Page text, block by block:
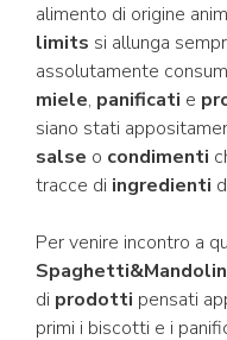
alimento di origine
limits si allunga
assolutamente
miele, panificati e
siano stati
salse o condimenti
tracce di ingredienti
Per venire incontro a
di prodotti pensati
primi i biscotti e i